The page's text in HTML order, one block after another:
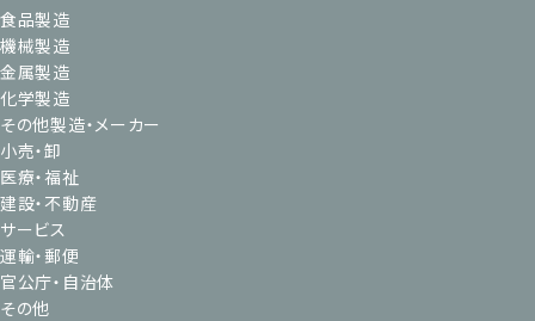
食品製造
機械製造
金属製造
化学製造
その他製造・メーカー
小売・卸
医療・福祉
建設・不動産
サービス
運輸・郵便
官公庁・自治体
その他